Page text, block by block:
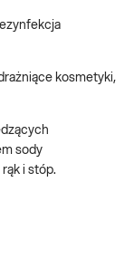
kosmetyki,
sody
i stóp.